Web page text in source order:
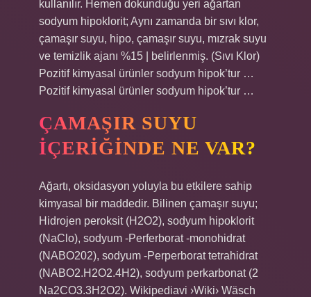
kullanılır. Hemen dokunduğu yeri ağartan
sodyum hipoklorit; Aynı zamanda bir sıvı klor,
çamaşır suyu, hipo, çamaşır suyu, mızrak suyu
ve temizlik ajanı %15 | belirlenmiş. (Sıvı Klor)
Pozitif kimyasal ürünler sodyum hipok’tur …
Pozitif kimyasal ürünler sodyum hipok’tur …
ÇAMAŞIR SUYU
IÇERIĞINDE NE VAR?
Ağartı, oksidasyon yoluyla bu etkilere sahip
kimyasal bir maddedir. Bilinen çamaşır suyu;
Hidrojen peroksit (H2O2), sodyum hipoklorit
(NaClo), sodyum -Perferborat -monohidrat
(NABO202), sodyum -Perperborat tetrahidrat
(NABO2.H2O2.4H2), sodyum perkarbonat (2
Na2CO3.3H2O2). Wikipediavi ›Wiki› Wäsch